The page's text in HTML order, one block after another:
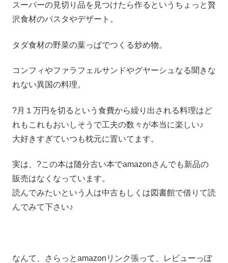
スーパーの見切り品を見つけたら作るというちょっと贅
沢食材のパスタやデザート。
タダ食材の野菜の葉っぱでつくる炒め物。
コンフィやファラフェルサンドやグヤーシュなる聞きな
れない異国の料理。
?月１万円を切るという食費から繰り出される料理はど
れもこれもおいしそうで工夫の数々が本当に楽しい♪
大好きすぎていつも枕元に置いてます。
実は、?この本は随分古い本でamazonさんでも新品の
販売はなくなっています。
読んでみたいという人は中古もしくは図書館で借りて読
んでみて下さい♪
なんて、さらっとamazonリンク張って、レビューっぽ